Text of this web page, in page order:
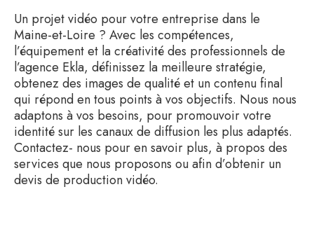
Un projet vidéo pour votre entreprise dans le
Maine-et-Loire ? Avec les compétences,
l’équipement et la créativité des professionnels de
l’agence Ekla, définissez la meilleure stratégie,
obtenez des images de qualité et un contenu final
qui répond en tous points à vos objectifs. Nous nous
adaptons à vos besoins, pour promouvoir votre
identité sur les canaux de diffusion les plus adaptés.
Contactez- nous pour en savoir plus, à propos des
services que nous proposons ou afin d’obtenir un
devis de production vidéo.